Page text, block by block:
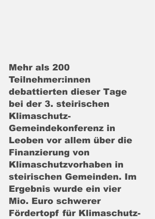
Mehr als 200
Teilnehmer:innen
debattierten dieser Tage
bei der 3. steirischen
Klimaschutz-
Gemeindekonferenz in
Leoben vor allem über die
Finanzierung von
Klimaschutzvorhaben in
steirischen Gemeinden. Im
Ergebnis wurde ein vier
Mio. Euro schwerer
Fördertopf für Klimaschutz-